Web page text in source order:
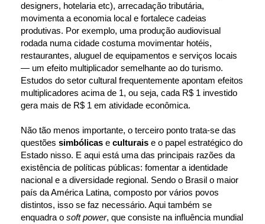
designers, hotelaria etc), arrecadação tributária,
movimenta a economia local e fortalece cadeias
produtivas. Por exemplo, uma produção audiovisual
rodada numa cidade costuma movimentar hotéis,
restaurantes, aluguel de equipamentos e serviços locais
— um efeito multiplicador semelhante ao do turismo.
Estudos do setor cultural frequentemente apontam efeitos
multiplicadores acima de 1, ou seja, cada R$ 1 investido
gera mais de R$ 1 em atividade econômica.
Não tão menos importante, o terceiro ponto trata-se das
questões simbólicas e culturais e o papel estratégico do
Estado nisso. E aqui está uma das principais razões da
existência de políticas públicas: fomentar a identidade
nacional e a diversidade regional. Sendo o Brasil o maior
país da América Latina, composto por vários povos
distintos, isso se faz necessário. Aqui também se
enquadra o soft power, que consiste na influência mundial